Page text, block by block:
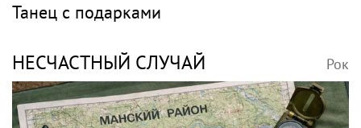
Танец с подарками
НЕСЧАСТНЫЙ СЛУЧАЙ Рок